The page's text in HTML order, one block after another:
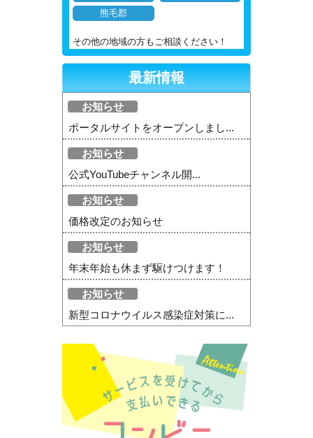
熊毛郡
その他の地域の方もご相談ください！
最新情報
お知らせ
ポータルサイトをオープンしまし...
お知らせ
公式YouTubeチャンネル開...
お知らせ
価格改定のお知らせ
お知らせ
年末年始も休まず駆けつけます！
お知らせ
新型コロナウイルス感染症対策に...